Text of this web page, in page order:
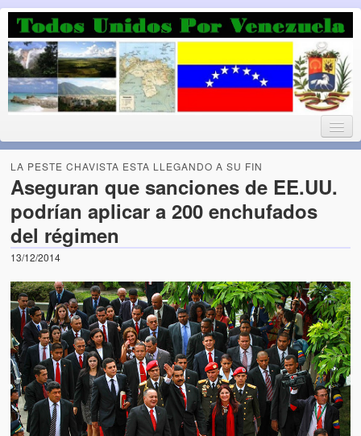
Luchando por la Democracia
Fuera el chavismo, la peor peste que le ha caido a esta tierra
Home
¡Bienvenido!
Todos Unidos por Venezuela te da la bienvenida a éste nuestro
Blog. (Todos Unidos por Venezuela welcomes you to our Blog)
Acerca de este blog (About this Blog)
Artículos
El Tipo y los Rojos en Los Teques (The Jerk and the Reds in
Teques)
LA PESTE CHAVISTA ESTA LLEGANDO A SU FIN
Aseguran que sanciones de EE.UU.
podrían aplicar a 200 enchufados
del régimen
13/12/2014